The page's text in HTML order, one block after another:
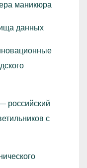
маникюра
данных
российский
с